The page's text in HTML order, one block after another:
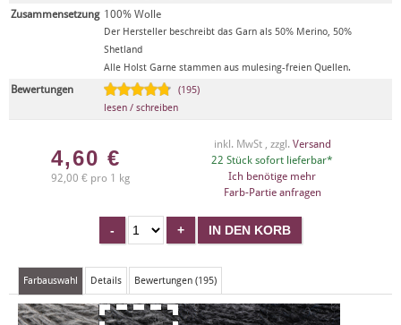
Zusammensetzung 100% Wolle
Der Hersteller beschreibt das Garn als 50% Merino, 50%
Shetland
Alle Holst Garne stammen aus mulesing-freien Quellen.
Bewertungen
(195)
lesen / schreiben
4,60 €
92,00 € pro 1 kg
inkl. MwSt , zzgl. Versand
22 Stück sofort lieferbar*
Ich benötige mehr
Farb-Partie anfragen
Farbauswahl Details Bewertungen (195)